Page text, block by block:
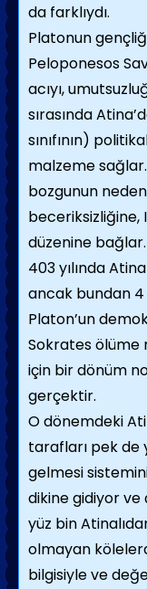
da farklıydı.
Platonun
Peloponesos
acıyı,
sırasında
sınıfının)
malzeme
bozgunun
beceriksizliğine,
düzenine
403 yılında
ancak bundan
Platon’un
Sokrates ölüme
için bir dönüm
gerçektir.
O dönemdeki
tarafları pek de
gelmesi
dikine gidiyor ve
yüz bin
olmayan
bilgisiyle ve